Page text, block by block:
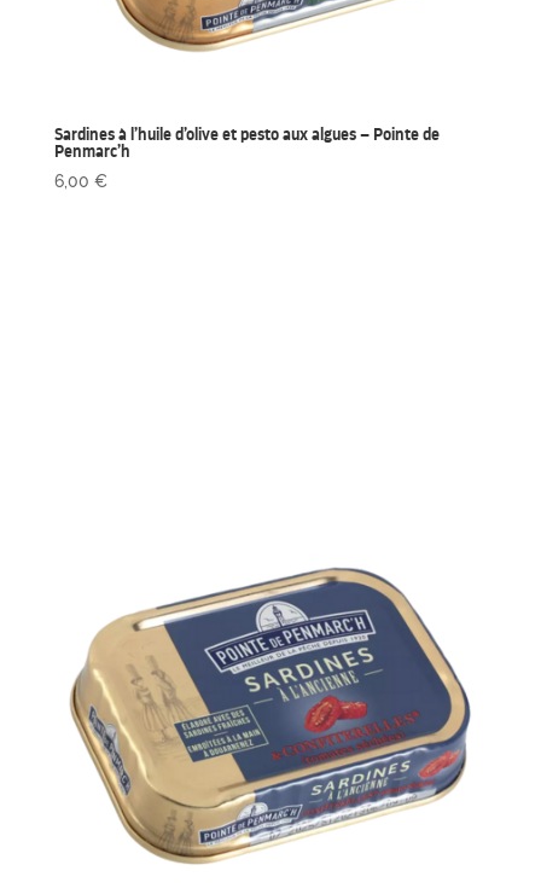
Sardines à l’huile d’olive et pesto aux algues – Pointe de
Penmarc’h
6,00 €